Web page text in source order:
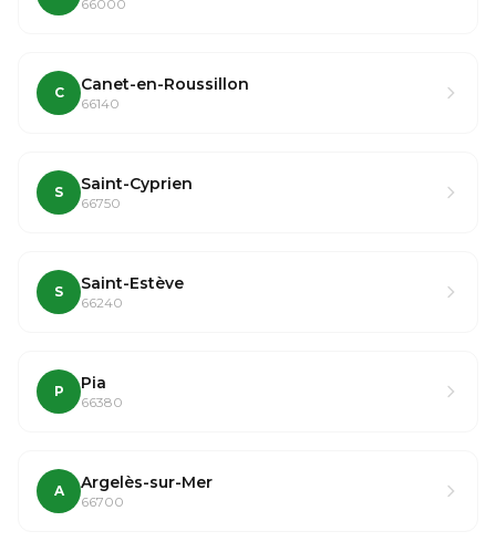
66000
C Canet-en-Roussillon
66140
S Saint-Cyprien
66750
S Saint-Estève
66240
P Pia
66380
A Argelès-sur-Mer
66700